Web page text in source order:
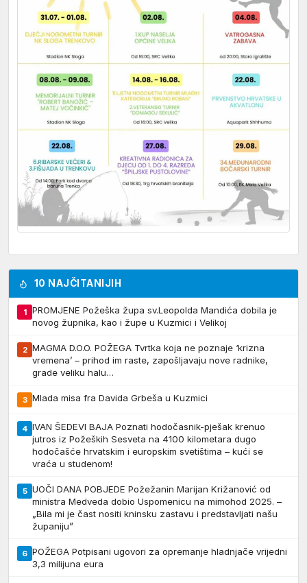
10 NAJČITANIJIH
1
PROMJENE Požeška župa sv.Leopolda Mandića dobila je
novog župnika, kao i župe u Kuzmici i Velikoj
2 MAGMA D.O.O. POŽEGA Tvrtka koja ne poznaje ‘krizna
vremena’ – prihod im raste, zapošljavaju nove radnike,
grade veliku halu…
3 Mlada misa fra Davida Grbeša u Kuzmici
4 IVAN ŠEDEVI BAJA Poznati hodočasnik-pješak krenuo
jutros iz Požeških Sesveta na 4100 kilometara dugo
hodočašće hrvatskim i europskim svetištima – kući se
vraća u studenom!
5 UOČI DANA POBJEDE Požežanin Marijan Križanović od
ministra Medveda dobio Uspomenicu na mimohod 2025. –
„Bila mi je čast nositi kninsku zastavu i predstavljati našu
županiju”
6 POŽEGA Potpisani ugovori za opremanje hladnjače vrijedni
3,3 milijuna eura